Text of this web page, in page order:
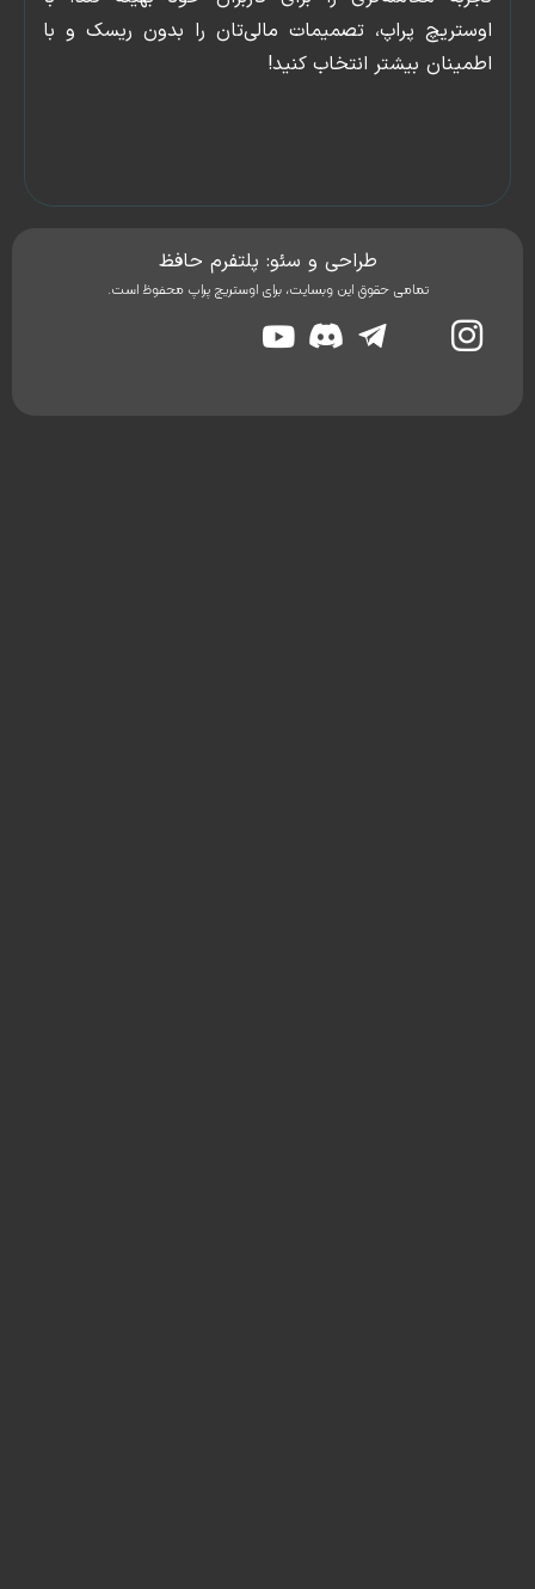
پراپ، تصمیمات مالی‌تان را بدون ریسک و با
بیشتر انتخاب کنید!
تماس
عضویت
طراحی و سئو: پلتفرم حافظ
تمامی حقوق این وبسایت، برای اوستریچ پراپ محفوظ است.